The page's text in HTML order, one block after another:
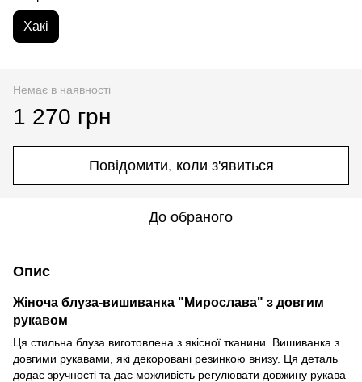
Хакі
Немає в наявності
1 270 грн
Повідомити, коли з'явиться
До обраного
Опис
Жіноча блуза-вишиванка "Мирослава" з довгим
рукавом
Ця стильна блуза виготовлена з якісної тканини. Вишиванка з
довгими рукавами, які декоровані резинкою внизу. Ця деталь
додає зручності та дає можливість регулювати довжину рукава